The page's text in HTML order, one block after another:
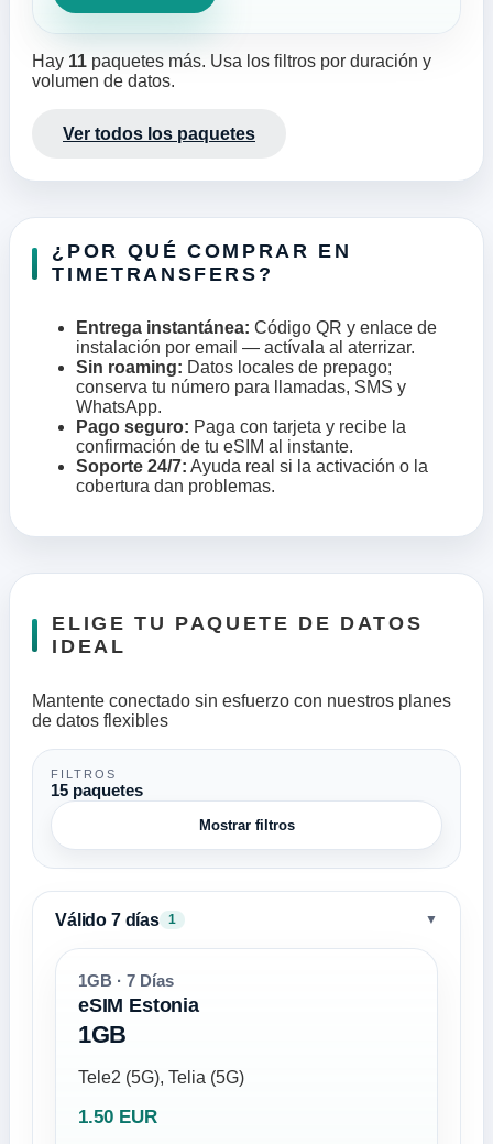
Hay 11 paquetes más. Usa los filtros por duración y
volumen de datos.
Ver todos los paquetes
¿POR QUÉ COMPRAR EN
TIMETRANSFERS?
Entrega instantánea: Código QR y enlace de
instalación por email — actívala al aterrizar.
Sin roaming: Datos locales de prepago;
conserva tu número para llamadas, SMS y
WhatsApp.
Pago seguro: Paga con tarjeta y recibe la
confirmación de tu eSIM al instante.
Soporte 24/7: Ayuda real si la activación o la
cobertura dan problemas.
ELIGE TU PAQUETE DE DATOS
IDEAL
Mantente conectado sin esfuerzo con nuestros planes
de datos flexibles
FILTROS
15 paquetes
Mostrar filtros
Válido 7 días 1 ▼
1GB · 7 Días
eSIM Estonia
1GB
Tele2 (5G), Telia (5G)
1.50 EUR